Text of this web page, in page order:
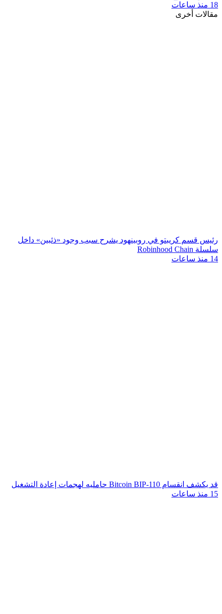
18 منذ ساعات
مقالات أخرى
رئيس قسم كريبتو في روبينهود يشرح سبب وجود «ذئبين» داخل
سلسلة Robinhood Chain
14 منذ ساعات
قد يكشف انقسام Bitcoin BIP-110 حامليه لهجمات إعادة التشغيل
15 منذ ساعات